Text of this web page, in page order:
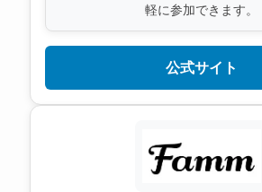
軽に参加できます。
公式サイト